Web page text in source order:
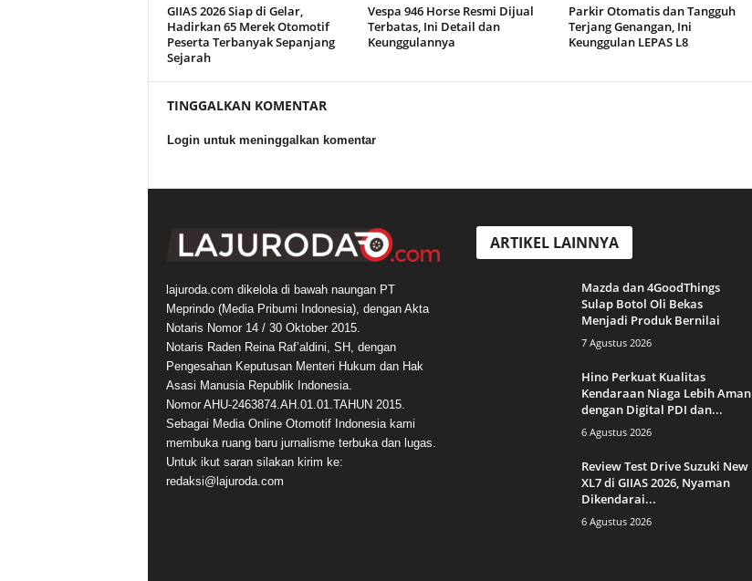
GIIAS 2026 Siap di Gelar,
Hadirkan 65 Merek Otomotif
Peserta Terbanyak Sepanjang
Sejarah
Vespa 946 Horse Resmi Dijual
Terbatas, Ini Detail dan
Keunggulannya
Parkir Otomatis dan Tangguh
Terjang Genangan, Ini
Keunggulan LEPAS L8
TINGGALKAN KOMENTAR
Login untuk meninggalkan komentar
lajuroda.com dikelola di bawah naungan PT
Meprindo (Media Pribumi Indonesia), dengan Akta
Notaris Nomor 14 / 30 Oktober 2015.
Notaris Raden Reina Raf’aldini, SH, dengan
Pengesahan Keputusan Menteri Hukum dan Hak
Asasi Manusia Republik Indonesia.
Nomor AHU-2463874.AH.01.01.TAHUN 2015.
Sebagai Media Online Otomotif Indonesia kami
membuka ruang baru jurnalisme terbuka dan lugas.
Untuk ikut saran silakan kirim ke:
redaksi@lajuroda.com
ARTIKEL LAINNYA
Mazda dan 4GoodThings
Sulap Botol Oli Bekas
Menjadi Produk Bernilai
7 Agustus 2026
Hino Perkuat Kualitas
Kendaraan Niaga Lebih Aman
dengan Digital PDI dan...
6 Agustus 2026
Review Test Drive Suzuki New
XL7 di GIIAS 2026, Nyaman
Dikendarai...
6 Agustus 2026